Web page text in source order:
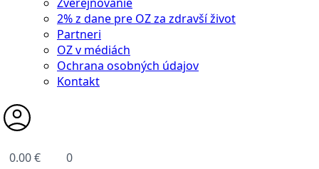
2% z dane pre OZ za zdravší život
Partneri
OZ v médiách
Ochrana osobných údajov
Kontakt
0.00€ 0